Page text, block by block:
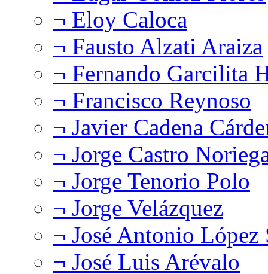
¬ Eloy Caloca
¬ Fausto Alzati Araiza
¬ Fernando Garcilita
¬ Francisco Reynoso
¬ Javier Cadena
¬ Jorge Castro
¬ Jorge Tenorio Polo
¬ Jorge Velázquez
¬ José Antonio López
¬ José Luis Arévalo